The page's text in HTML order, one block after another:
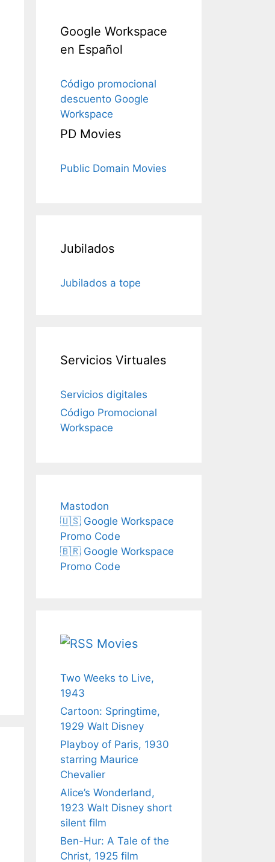
Google Workspace
en Español
Código promocional
descuento Google
Workspace
PD Movies
Public Domain Movies
Jubilados
Jubilados a tope
Servicios Virtuales
Servicios digitales
Código Promocional
Workspace
Mastodon
🇺🇸 Google Workspace
Promo Code
🇧🇷 Google Workspace
Promo Code
Movies
Two Weeks to Live,
1943
Cartoon: Springtime,
1929 Walt Disney
Playboy of Paris, 1930
starring Maurice
Chevalier
Alice’s Wonderland,
1923 Walt Disney short
silent film
Ben-Hur: A Tale of the
Christ, 1925 film